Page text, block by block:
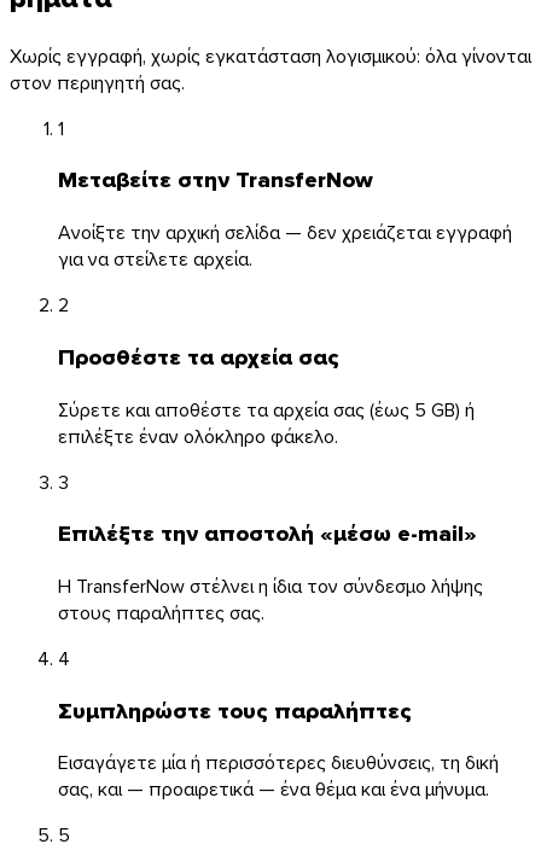
Windows
Χωρίς εγγραφή, χωρίς εγκατάσταση λογισμικού: όλα γίνονται
στον περιηγητή σας.
1
Μεταβείτε στην TransferNow
Ανοίξτε την αρχική σελίδα — δεν χρειάζεται εγγραφή
για να στείλετε αρχεία.
2
Προσθέστε τα αρχεία σας
Σύρετε και αποθέστε τα αρχεία σας (έως 5 GB) ή
επιλέξτε έναν ολόκληρο φάκελο.
3
Επιλέξτε την αποστολή «μέσω e-mail»
Η TransferNow στέλνει η ίδια τον σύνδεσμο λήψης
στους παραλήπτες σας.
4
Συμπληρώστε τους παραλήπτες
Εισαγάγετε μία ή περισσότερες διευθύνσεις, τη δική
σας, και — προαιρετικά — ένα θέμα και ένα μήνυμα.
5